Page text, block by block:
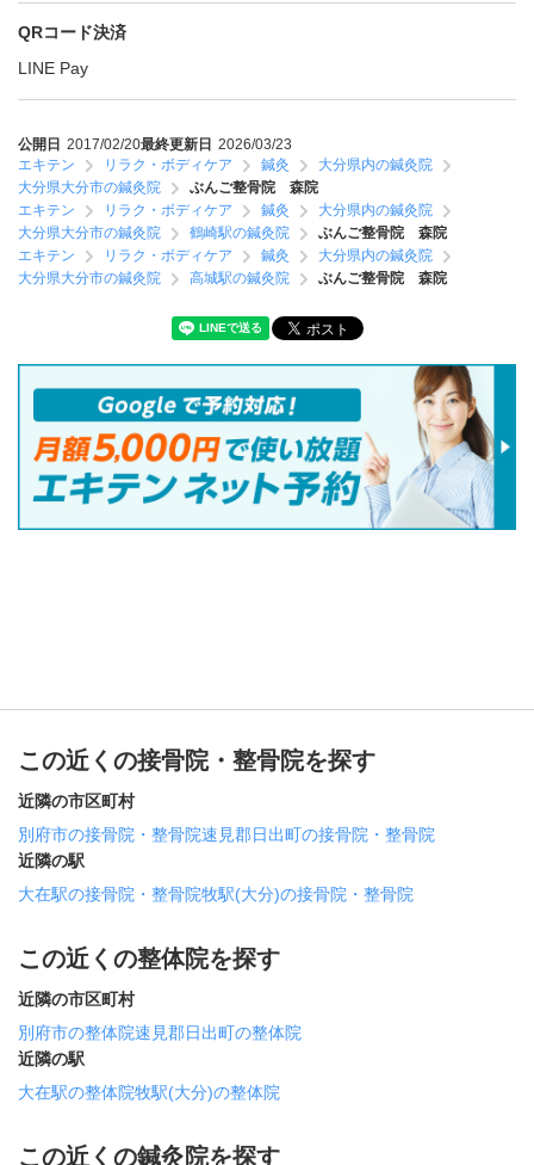
QRコード決済
LINE Pay
公開日 2017/02/20最終更新日 2026/03/23
エキテン
リラク・ボディケア 鍼灸
大分県内の鍼灸院
大分県大分市の鍼灸院
ぶんご整骨院 森院
エキテン
リラク・ボディケア 鍼灸
大分県内の鍼灸院
大分県大分市の鍼灸院
鶴崎駅の鍼灸院
ぶんご整骨院 森院
エキテン
リラク・ボディケア 鍼灸
大分県内の鍼灸院
大分県大分市の鍼灸院
高城駅の鍼灸院 ぶんご整骨院 森院
この近くの接骨院・整骨院を探す
近隣の市区町村
別府市の接骨院・整骨院速見郡日出町の接骨院・整骨院
近隣の駅
大在駅の接骨院・整骨院牧駅(大分)の接骨院・整骨院
この近くの整体院を探す
近隣の市区町村
別府市の整体院速見郡日出町の整体院
近隣の駅
大在駅の整体院牧駅(大分)の整体院
この近くの鍼灸院を探す